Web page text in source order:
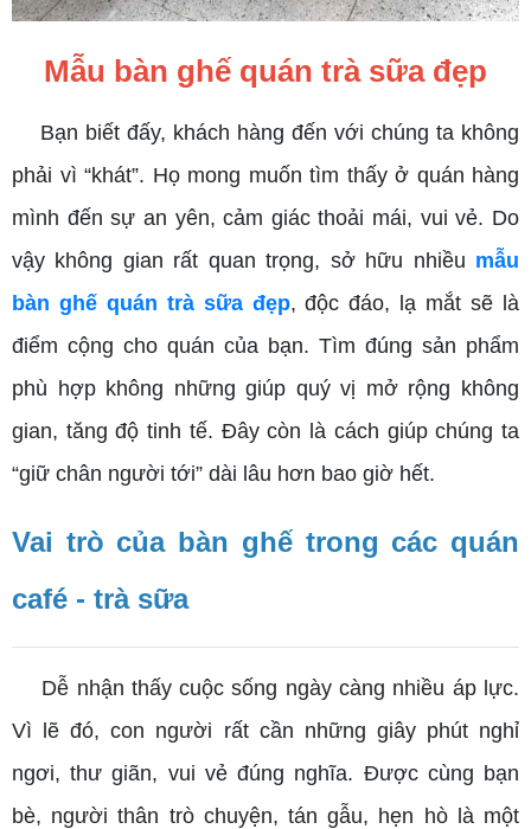
Mẫu bàn ghế quán trà sữa đẹp
Bạn biết đấy, khách hàng đến với chúng ta không
phải vì “khát”. Họ mong muốn tìm thấy ở quán hàng
mình đến sự an yên, cảm giác thoải mái, vui vẻ. Do
vậy không gian rất quan trọng, sở hữu nhiều mẫu
bàn ghế quán trà sữa đẹp, độc đáo, lạ mắt sẽ là
điểm cộng cho quán của bạn. Tìm đúng sản phẩm
phù hợp không những giúp quý vị mở rộng không
gian, tăng độ tinh tế. Đây còn là cách giúp chúng ta
“giữ chân người tới” dài lâu hơn bao giờ hết.
Vai trò của bàn ghế trong các quán
café - trà sữa
Dễ nhận thấy cuộc sống ngày càng nhiều áp lực.
Vì lẽ đó, con người rất cần những giây phút nghỉ
ngơi, thư giãn, vui vẻ đúng nghĩa. Được cùng bạn
bè, người thân trò chuyện, tán gẫu, hẹn hò là một